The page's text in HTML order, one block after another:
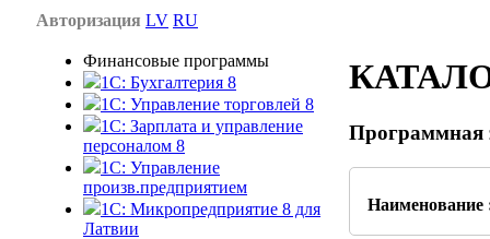
Авторизация LV RU
Финансовые программы
1С: Бухгалтерия 8
1C: Управление торговлей 8
1C: Зарплата и управление
персоналом 8
1C: Управление
произв.предприятием
1С: Микропредприятие 8 для
Латвии
Программная
Наименование